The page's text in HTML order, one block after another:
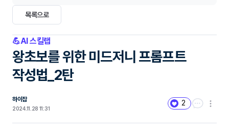
목록으로
💪AI 스킬랩
왕초보를 위한 미드저니 프롬프트
작성법_2탄
하이잡
2024.11.28 11:31
2